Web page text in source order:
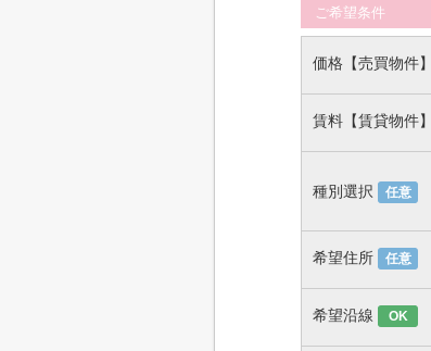
ご希望条件
価格【売買物件】
賃料【賃貸物件】
種別選択 任意
希望住所 任意
希望沿線 OK